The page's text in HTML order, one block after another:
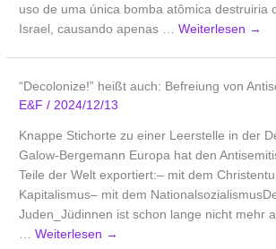
uso de uma única bomba atômica destruiria
Israel, causando apenas …Weiterlesen →
“Decolonize!” heißt auch: Befreiung von
E&F/ 2024/12/13
Knappe Stichorte zu einer Leerstelle in der
Galow-Bergemann Europa hat den
Teile der Welt exportiert:– mit dem
Kapitalismus– mit dem
Juden_Jüdinnen ist schon lange nicht mehr
…Weiterlesen →